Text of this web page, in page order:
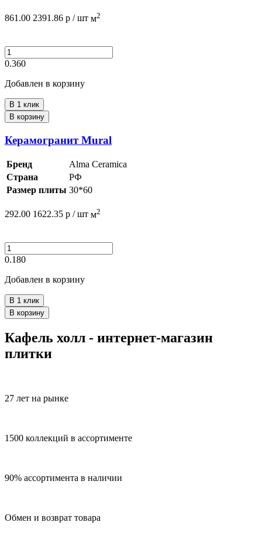
861.00 2391.86 р / шт м2
0.360
Добавлен в корзину
В 1 клик
В корзину
Керамогранит Mural
Бренд
Alma Ceramica
Страна
РФ
Размер плиты 30*60
292.00 1622.35 р / шт м2
0.180
Добавлен в корзину
В 1 клик
В корзину
Кафель холл - интернет-магазин
плитки
27 лет на рынке
1500 коллекций в ассортименте
90% ассортимента в наличии
Обмен и возврат товара